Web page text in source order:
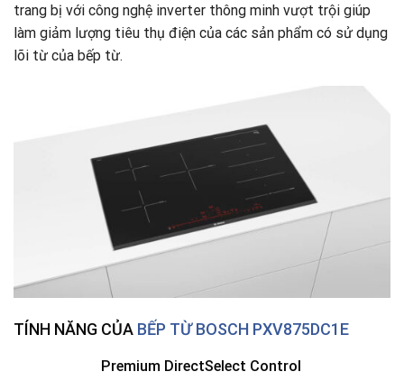
trang bị với công nghệ inverter thông minh vượt trội giúp
làm giảm lượng tiêu thụ điện của các sản phẩm có sử dụng
lõi từ của bếp từ.
TÍNH NĂNG CỦA BẾP TỪ BOSCH PXV875DC1E
Premium DirectSelect Control